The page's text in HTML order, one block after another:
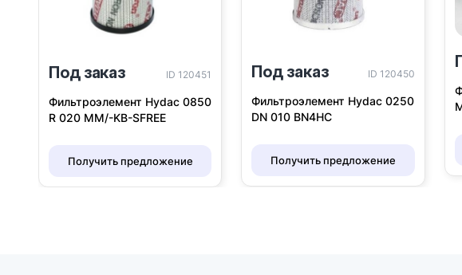
Под заказ ID 120451
Фильтроэлемент Hydac 0850
R 020 MM/-KB-SFREE
Получить предложение
Под заказ ID 120450
Фильтроэлемент Hydac 0250
DN 010 BN4HC
Получить предложение